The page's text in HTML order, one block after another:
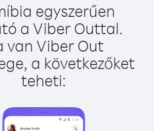
egyszerűen
a Viber Outtal.
van Viber Out
a következőket
teheti: